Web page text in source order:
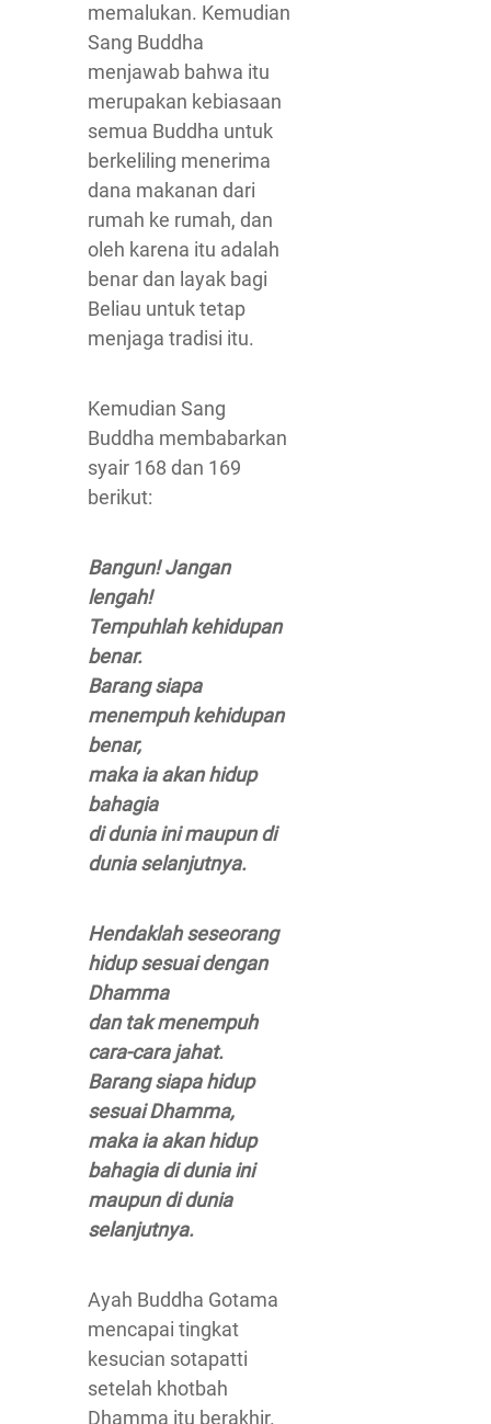
memalukan. Kemudian
Sang Buddha
menjawab bahwa itu
merupakan kebiasaan
semua Buddha untuk
berkeliling menerima
dana makanan dari
rumah ke rumah, dan
oleh karena itu adalah
benar dan layak bagi
Beliau untuk tetap
menjaga tradisi itu.
Kemudian Sang
Buddha membabarkan
syair 168 dan 169
berikut:
Bangun! Jangan
lengah!
Tempuhlah kehidupan
benar.
Barang siapa
menempuh kehidupan
benar,
maka ia akan hidup
bahagia
di dunia ini maupun di
dunia selanjutnya.
Hendaklah seseorang
hidup sesuai dengan
Dhamma
dan tak menempuh
cara-cara jahat.
Barang siapa hidup
sesuai Dhamma,
maka ia akan hidup
bahagia di dunia ini
maupun di dunia
selanjutnya.
Ayah Buddha Gotama
mencapai tingkat
kesucian sotapatti
setelah khotbah
Dhamma itu berakhir.